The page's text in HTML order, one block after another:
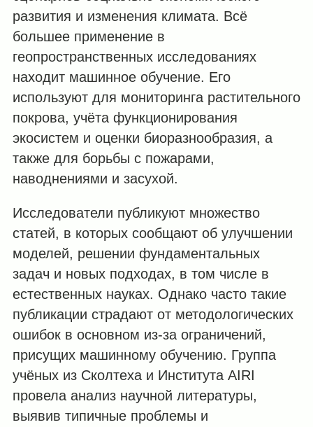
развития и изменения климата. Всё
большее применение в
геопространственных исследованиях
находит машинное обучение. Его
используют для мониторинга растительного
покрова, учёта функционирования
экосистем и оценки биоразнообразия, а
также для борьбы с пожарами,
наводнениями и засухой.
Исследователи публикуют множество
статей, в которых сообщают об улучшении
моделей, решении фундаментальных
задач и новых подходах, в том числе в
естественных науках. Однако часто такие
публикации страдают от методологических
ошибок в основном из-за ограничений,
присущих машинному обучению. Группа
учёных из Сколтеха и Института AIRI
провела анализ научной литературы,
выявив типичные проблемы и